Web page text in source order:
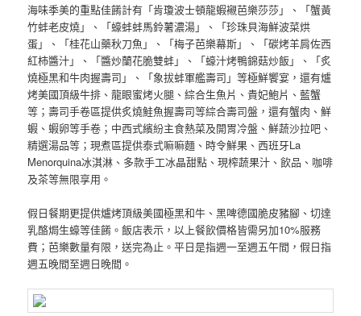
海味季美的重點佳餚計有「肯瓊波士頓龍蝦襯芭樂莎莎」、「蟹黃
竹蚌老皮燒」、「蠔蚌蚌馬鈴薯濃湯」、「珍珠貝海鮮波菜烘
蛋」、「桂花山藥秋刀魚」、「梅子芭樂幕斯」、「碳烤羊肩佐西
紅柿醬汁」、「醬炒蘭花脆雙蚌」、「蠔汁烤鴨錦菇炒飯」、「炙
燒極黑和牛肉握壽司」、「象拔蚌軍艦壽司」等極鮮饗宴，還有爐
烤美國頂級牛排、龍眼蜜烤火腿、綜合生魚片、貴妃鮑片、藍蟹
等；壽司手卷區提供炙燒鮭魚握壽司等綜合壽司盤，還有蟹肉、鮮
蝦、蝦卵等手卷；中西式繽紛主食熱菜及開胃冷盤、鮮蔬沙拉吧、
精選湯品等；現煮區提供泰式嘛嘛麵、時令鮮果、西班牙La
Menorquina冰淇淋、多款手工冰晶甜點、現榨蔬果汁、飲品、咖啡
及茶等無限享用。
假日餐期更提供爐烤頂級美國極黑和牛、黑啤德國脆皮豬腳、切達
乳酪焗生蠔等佳餚。飯店表示，以上餐飲價格皆需另加10%服務
費；芭樂數量有限，送完為止。平日是指週一至週五午間，假日指
週五晚間至週日晚間。